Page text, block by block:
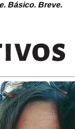
Básico. Breve.